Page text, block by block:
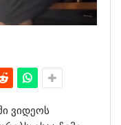
ვიდეოს